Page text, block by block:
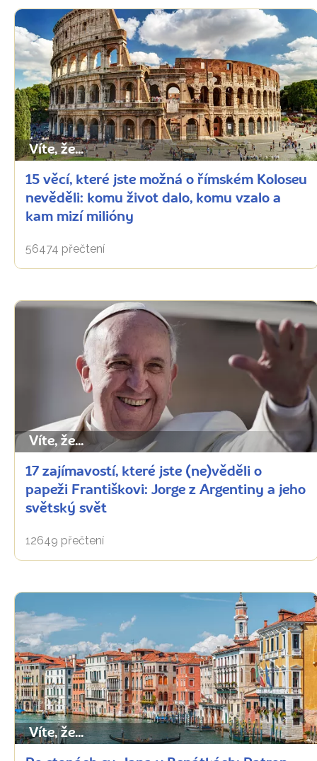
Víte, že...
15 věcí, které jste možná o římském Koloseu
nevěděli: komu život dalo, komu vzalo a
kam mizí milióny
56474 přečtení
Víte, že...
17 zajímavostí, které jste (ne)věděli o
papeži Františkovi: Jorge z Argentiny a jeho
světský svět
12649 přečtení
Víte, že...